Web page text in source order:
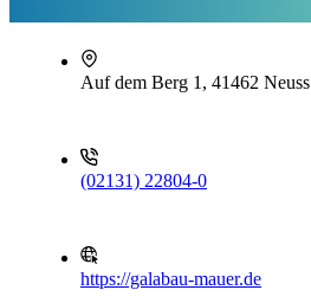
Auf dem Berg 1, 41462 Neuss
(02131) 22804-0
https://galabau-mauer.de